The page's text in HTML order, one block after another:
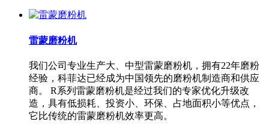
雷蒙磨粉机
我们公司专业生产大、中型雷蒙磨粉机，拥有22年磨粉
经验，科菲达已经成为中国领先的磨粉机制造商和供应
商。 R系列雷蒙磨粉机是经过我们的专家优化升级改
造，具有低损耗、投资小、环保、占地面积小等优点，
它比传统的雷蒙磨粉机效率更高。